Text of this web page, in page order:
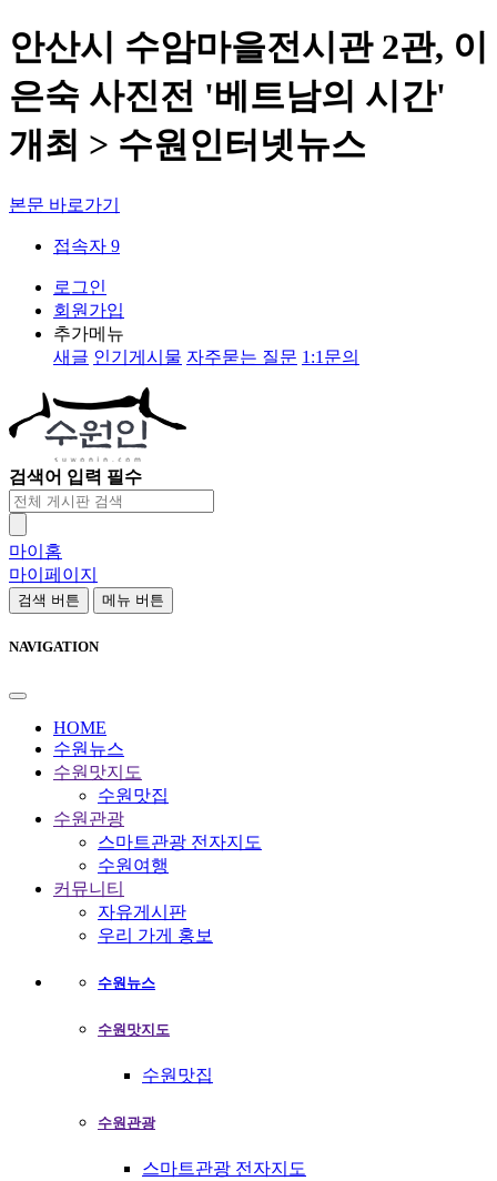
안산시 수암마을전시관 2관, 이
은숙 사진전 '베트남의 시간'
개최 > 수원인터넷뉴스
본문 바로가기
접속자 9
로그인
회원가입
추가메뉴
새글 인기게시물 자주묻는 질문 1:1문의
검색어 입력 필수
마이홈
마이페이지
검색 버튼 메뉴 버튼
NAVIGATION
HOME
수원뉴스
수원맛지도
수원맛집
수원관광
스마트관광 전자지도
수원여행
커뮤니티
자유게시판
우리 가게 홍보
수원뉴스
수원맛지도
수원맛집
수원관광
스마트관광 전자지도